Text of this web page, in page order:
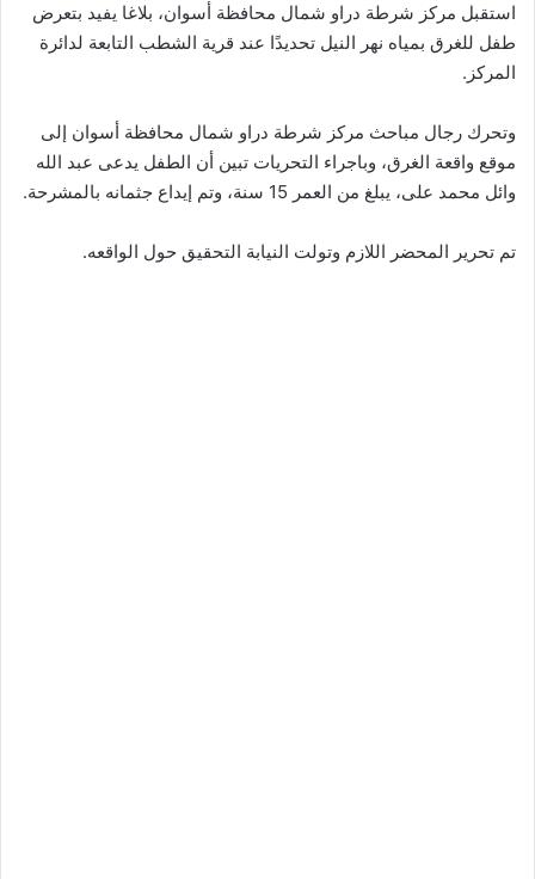
استقبل مركز شرطة دراو شمال محافظة أسوان، بلاغا يفيد بتعرض
طفل للغرق بمياه نهر النيل تحديدًا عند قرية الشطب التابعة لدائرة
المركز.
وتحرك رجال مباحث مركز شرطة دراو شمال محافظة أسوان إلى
موقع واقعة الغرق، وباجراء التحريات تبين أن الطفل يدعى عبد الله
وائل محمد على، يبلغ من العمر 15 سنة، وتم إيداع جثمانه بالمشرحة.
تم تحرير المحضر اللازم وتولت النيابة التحقيق حول الواقعه.